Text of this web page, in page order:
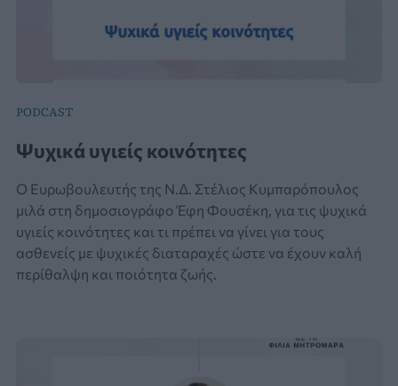
PODCAST
Ψυχικά υγιείς κοινότητες
Ο Ευρωβουλευτής της Ν.Δ. Στέλιος Κυμπαρόπουλος
μιλά στη δημοσιογράφο Έφη Φουσέκη, για τις ψυχικά
υγιείς κοινότητες και τι πρέπει να γίνει για τους
ασθενείς με ψυχικές διαταραχές ώστε να έχουν καλή
περίθαλψη και ποιότητα ζωής.